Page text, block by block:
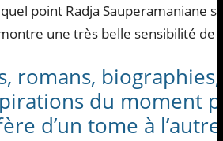
point Radja Sauperamaniane
une très belle sensibilité de
romans,
du moment
d’un tome à